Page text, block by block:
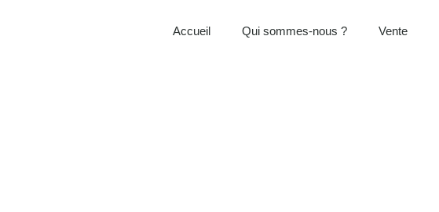
Accueil Qui sommes-nous ? Vente